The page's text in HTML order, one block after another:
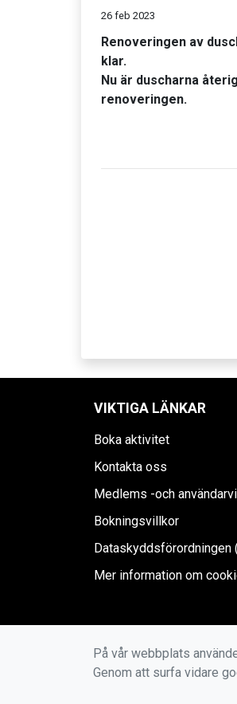
26 feb 2023
Renoveringen av
klar.
Nu är duscharna
renoveringen.
VIKTIGA LÄNKAR
Boka aktivitet
Kontakta oss
Medlems -och
Bokningsvillkor
Dataskyddsförordningen
Mer information om
På vår webbplats
Genom att surfa vidare